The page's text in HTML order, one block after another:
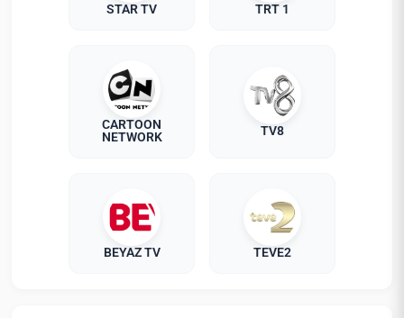
STAR TV TRT 1
CARTOON
NETWORK
TV8
BEYAZ TV TEVE2